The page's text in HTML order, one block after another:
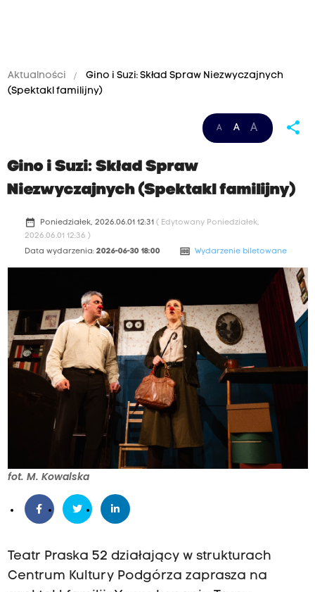
Aktualności
Gino i Suzi: Skład Spraw Niezwyczajnych
(Spektakl familijny)
A A A share
Gino i Suzi: Skład Spraw
Niezwyczajnych (Spektakl familijny)
date_range Poniedziałek, 2026.06.01 12:31 ( Edytowany Poniedziałek,
2026.06.01 12:36 )
Data wydarzenia: 2026-06-30 18:00 money Wydarzenie biletowane
fot. M. Kowalska
Teatr Praska 52 działający w strukturach
Centrum Kultury Podgórza zaprasza na